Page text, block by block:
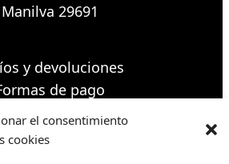
el consentimiento
cookies
Manilva 29691
y devoluciones
de pago
de cookies
de venta